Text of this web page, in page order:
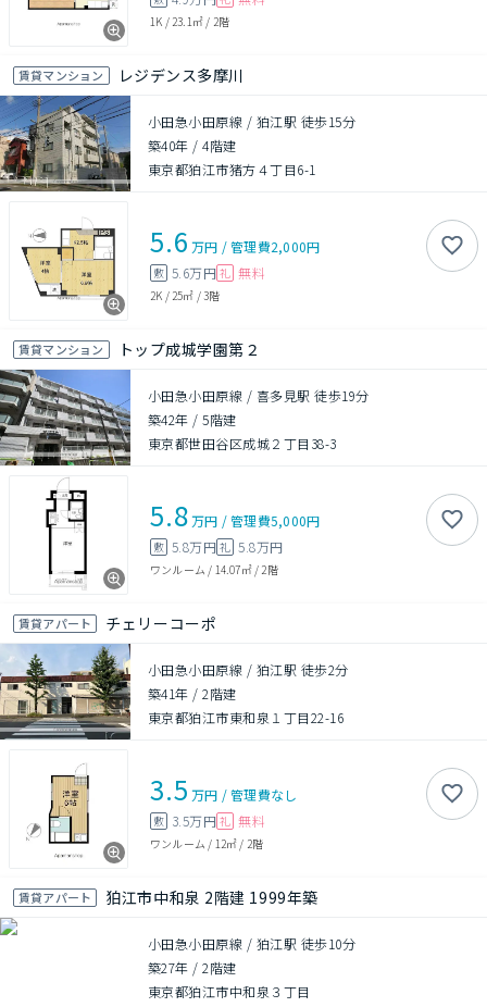
1K / 23.1㎡ / 2階
賃貸マンション レジデンス多摩川
小田急小田原線 / 狛江駅 徒歩15分
築40年 /4階建
東京都狛江市猪方４丁目6-1
5.6 万円 /管理費2,000円
敷 5.6万円 礼 無料
2K / 25㎡ /3階
賃貸マンション トップ成城学園第２
小田急小田原線 / 喜多見駅 徒歩19分
築42年 /5階建
東京都世田谷区成城２丁目38-3
5.8万円 /管理費5,000円
敷 5.8万円礼 5.8万円
ワンルーム / 14.07㎡/ 2階
賃貸アパート チェリーコーポ
小田急小田原線 / 狛江駅 徒歩2分
築41年 /2階建
東京都狛江市東和泉１丁目22-16
3.5 万円 /管理費なし
敷 3.5万円 礼 無料
ワンルーム / 12㎡ / 2階
賃貸アパート 狛江市中和泉 2階建 1999年築
小田急小田原線 / 狛江駅 徒歩10分
築27年 /2階建
東京都狛江市中和泉３丁目